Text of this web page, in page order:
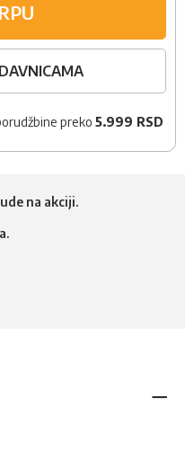
preko 5.999 RSD
na akciji.